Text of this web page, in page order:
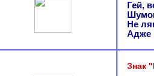
Гей,
Не
Адже
Знак